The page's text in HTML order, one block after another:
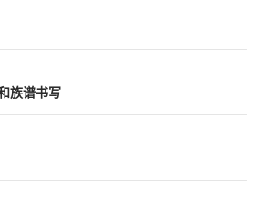
族谱书写